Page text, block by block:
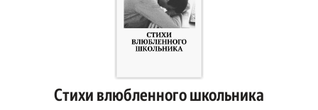
Стихи влюбленного школьника